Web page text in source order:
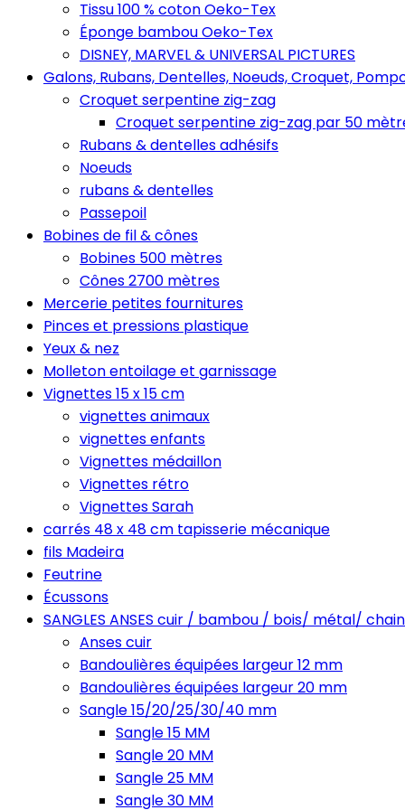
Tissu 100 % coton Oeko-Tex
Éponge bambou Oeko-Tex
DISNEY, MARVEL & UNIVERSAL PICTURES
Galons, Rubans, Dentelles, Noeuds, Croquet,
Croquet serpentine zig-zag
Croquet serpentine zig-zag par 50
Rubans & dentelles adhésifs
Noeuds
rubans & dentelles
Passepoil
Bobines de fil & cônes
Bobines 500 mètres
Cônes 2700 mètres
Mercerie petites fournitures
Pinces et pressions plastique
Yeux & nez
Molleton entoilage et garnissage
Vignettes 15 x 15 cm
vignettes animaux
vignettes enfants
Vignettes médaillon
Vignettes rétro
Vignettes Sarah
carrés 48 x 48 cm tapisserie mécanique
fils Madeira
Feutrine
Écussons
SANGLES ANSES cuir / bambou / bois/ métal/
Anses cuir
Bandoulières équipées largeur 12 mm
Bandoulières équipées largeur 20 mm
Sangle 15/20/25/30/40 mm
Sangle 15 MM
Sangle 20 MM
Sangle 25 MM
Sangle 30 MM